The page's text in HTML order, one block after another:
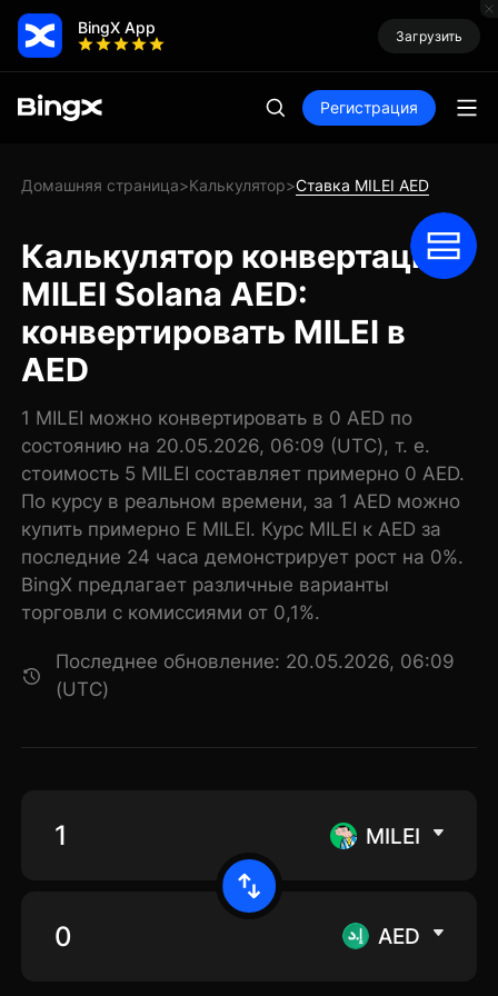
BingX App Загрузить
Регистрация
Домашняя страница>Калькулятор>Ставка MILEI AED
Калькулятор конвертации
MILEI Solana AED:
конвертировать MILEI в
AED
1 MILEI можно конвертировать в 0 AED по
состоянию на 20.05.2026, 06:09 (UTC), т. е.
стоимость 5 MILEI составляет примерно 0 AED.
По курсу в реальном времени, за 1 AED можно
купить примерно E MILEI. Курс MILEI к AED за
последние 24 часа демонстрирует рост на 0%.
BingX предлагает различные варианты
торговли с комиссиями от 0,1%.
Последнее обновление: 20.05.2026, 06:09
(UTC)
MILEI
AED